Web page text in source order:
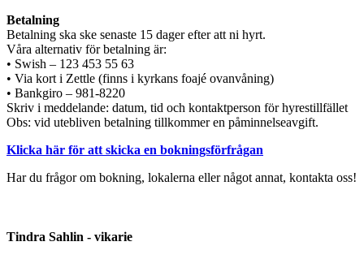
Betalning
Betalning ska ske senaste 15 dager efter att ni hyrt.
Våra alternativ för betalning är:
• Swish – 123 453 55 63
• Via kort i Zettle (finns i kyrkans foajé ovanvåning)
• Bankgiro – 981-8220
Skriv i meddelande: datum, tid och kontaktperson för hyrestillfället
Obs: vid utebliven betalning tillkommer en påminnelseavgift.
Klicka här för att skicka en bokningsförfrågan
Har du frågor om bokning, lokalerna eller något annat, kontakta oss!
Tindra Sahlin - vikarie